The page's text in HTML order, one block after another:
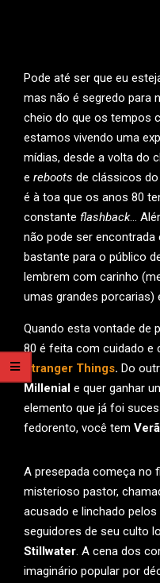
Pode até ser que eu
mas não é segredo para
cheio do que os tempos
estamos vivendo uma
mídias, desde a volta do
e reboots de clássicos
é à toa que os anos 80
constante flashback…
não pode ser
bastante para o público
lembrem com carinho
umas grandes porcarias)
Quando esta vontade de
80 é feita com cuidado
Stranger Things. Do
Millenial e quer ganhar
elemento que já foi
fedorento, você tem
A presepada começa no
misterioso pastor,
acusado e linchado
seguidores de seu culto
Stillwater. A cena dos
imaginário popular por